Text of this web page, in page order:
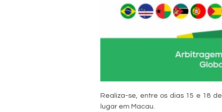
Realiza-se, entre os dias 15 e 18
lugar em Macau.